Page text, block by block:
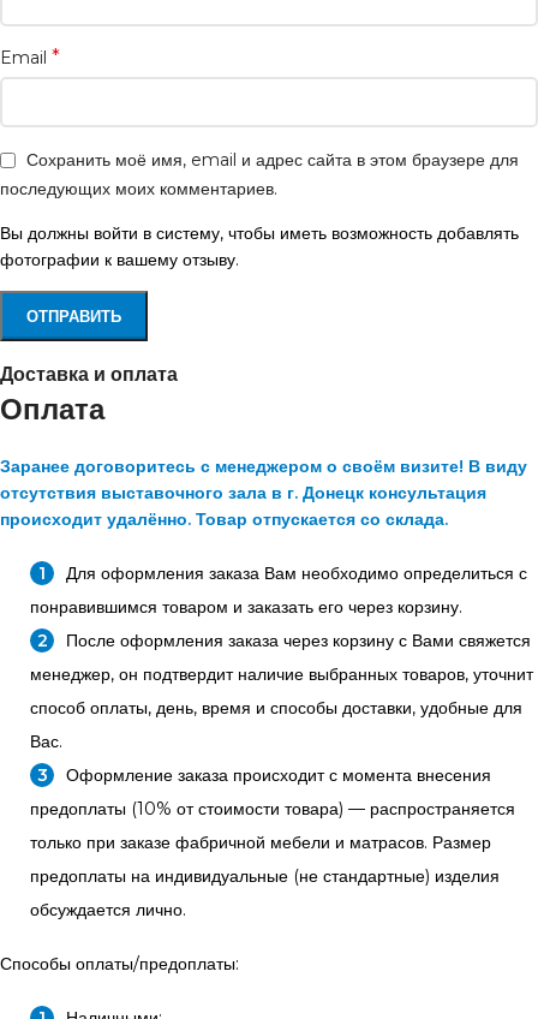
Email *
Сохранить моё имя, email и адрес сайта в этом браузере для
последующих моих комментариев.
Вы должны войти в систему, чтобы иметь возможность добавлять
фотографии к вашему отзыву.
Доставка и оплата
Оплата
Заранее договоритесь с менеджером о своём визите! В виду
отсутствия выставочного зала в г. Донецк консультация
происходит удалённо. Товар отпускается со склада.
Для оформления заказа Вам необходимо определиться с
понравившимся товаром и заказать его через корзину.
После оформления заказа через корзину с Вами свяжется
менеджер, он подтвердит наличие выбранных товаров, уточнит
способ оплаты, день, время и способы доставки, удобные для
Вас.
Оформление заказа происходит с момента внесения
предоплаты (10% от стоимости товара) — распространяется
только при заказе фабричной мебели и матрасов. Размер
предоплаты на индивидуальные (не стандартные) изделия
обсуждается лично.
Способы оплаты/предоплаты: